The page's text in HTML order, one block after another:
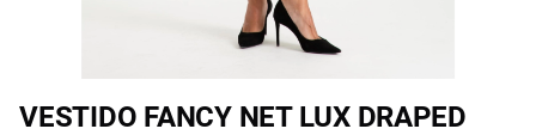
VESTIDO FANCY NET LUX DRAPED